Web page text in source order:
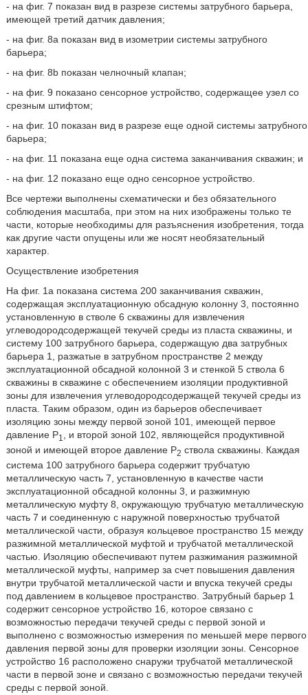
- на фиг. 7 показан вид в разрезе системы затрубного барьера,
имеющей третий датчик давления;
- на фиг. 8а показан вид в изометрии системы затрубного
барьера;
- на фиг. 8b показан челночный клапан;
- на фиг. 9 показано сенсорное устройство, содержащее узел со
срезным штифтом;
- на фиг. 10 показан вид в разрезе еще одной системы затрубного
барьера;
- на фиг. 11 показана еще одна система заканчивания скважин; и
- на фиг. 12 показано еще одно сенсорное устройство.
Все чертежи выполнены схематически и без обязательного
соблюдения масштаба, при этом на них изображены только те
части, которые необходимы для разъяснения изобретения, тогда
как другие части опущены или же носят необязательный
характер.
Осуществление изобретения
На фиг. 1а показана система 200 заканчивания скважин,
содержащая эксплуатационную обсадную колонну 3, постоянно
установленную в стволе 6 скважины для извлечения
углеводородсодержащей текучей среды из пласта скважины, и
систему 100 затрубного барьера, содержащую два затрубных
барьера 1, разжатые в затрубном пространстве 2 между
эксплуатационной обсадной колонной 3 и стенкой 5 ствола 6
скважины в скважине с обеспечением изоляции продуктивной
зоны для извлечения углеводородсодержащей текучей среды из
пласта. Таким образом, один из барьеров обеспечивает
изоляцию зоны между первой зоной 101, имеющей первое
давление P1
, и второй зоной 102, являющейся продуктивной
зоной и имеющей второе давление Р2 ствола скважины. Каждая
система 100 затрубного барьера содержит трубчатую
металлическую часть 7, установленную в качестве части
эксплуатационной обсадной колонны 3, и разжимную
металлическую муфту 8, окружающую трубчатую металлическую
часть 7 и соединенную с наружной поверхностью трубчатой
металлической части, образуя кольцевое пространство 15 между
разжимной металлической муфтой и трубчатой металлической
частью. Изоляцию обеспечивают путем разжимания разжимной
металлической муфты, например за счет повышения давления
внутри трубчатой металлической части и впуска текучей среды
под давлением в кольцевое пространство. Затрубный барьер 1
содержит сенсорное устройство 16, которое связано с
возможностью передачи текучей среды с первой зоной и
выполнено с возможностью измерения по меньшей мере первого
давления первой зоны для проверки изоляции зоны. Сенсорное
устройство 16 расположено снаружи трубчатой металлической
части в первой зоне и связано с возможностью передачи текучей
среды с первой зоной.